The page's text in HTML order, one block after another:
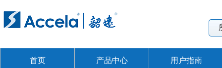
首页 产品中心 用户指南